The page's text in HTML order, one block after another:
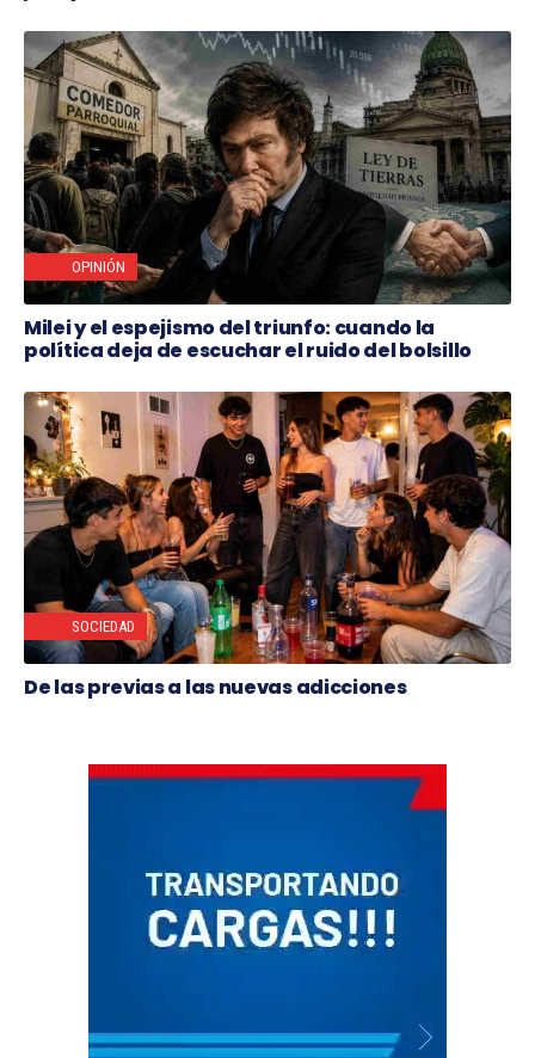
OPINIÓN
Milei y el espejismo del triunfo: cuando la
política deja de escuchar el ruido del bolsillo
SOCIEDAD
De las previas a las nuevas adicciones